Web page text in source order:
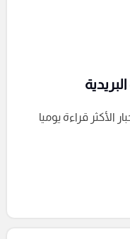
الأكثر قراءة يوميا